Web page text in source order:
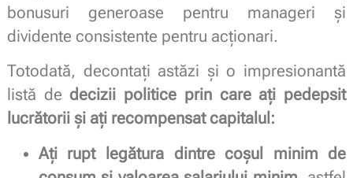
bonusuri generoase pentru manageri și
dividente consistente pentru acționari.
Totodată, decontați astăzi și o impresionantă
listă de decizii politice prin care ați pedepsit
lucrătorii și ați recompensat capitalul:
Ați rupt legătura dintre coșul minim de